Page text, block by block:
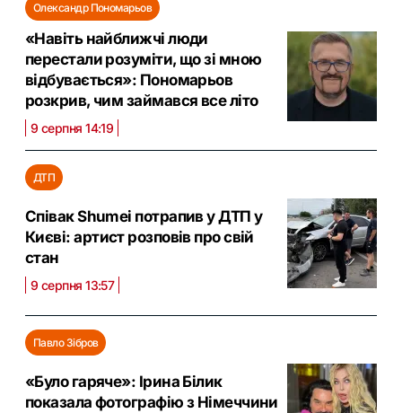
Олександр Пономарьов
«Навіть найближчі люди
перестали розуміти, що зі мною
відбувається»: Пономарьов
розкрив, чим займався все літо
9 серпня 14:19
ДТП
Співак Shumei потрапив у ДТП у
Києві: артист розповів про свій
стан
9 серпня 13:57
Павло Зібров
«Було гаряче»: Ірина Білик
показала фотографію з Німеччини